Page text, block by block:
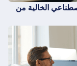
الخالية من